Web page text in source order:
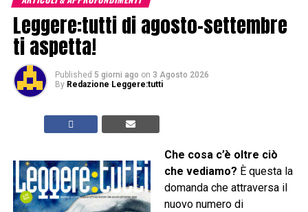
Leggere:tutti di agosto-settembre
ti aspetta!
Published 5 giorni ago on 3 Agosto 2026
By Redazione Leggere:tutti
Che cosa c’è oltre ciò
che vediamo? È questa la
domanda che attraversa il
nuovo numero di